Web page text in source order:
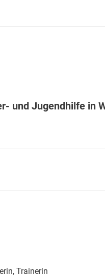
und Jugendhilfe in
Trainerin